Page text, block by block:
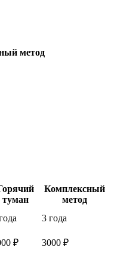
метод
туман
Комплексный
метод
3 года
₽
3000 ₽